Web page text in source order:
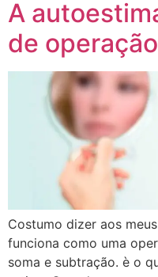
A
de
Costumo dizer aos
funciona como uma
soma e subtração. è o